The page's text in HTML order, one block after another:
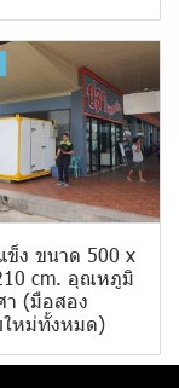
ข็ง ขนาด 500 x
cm. อุณหภูมิ
า (มือสอง
ใหม่ทั้งหมด)